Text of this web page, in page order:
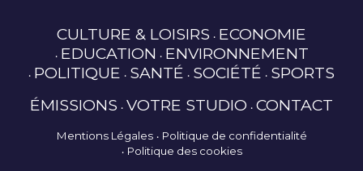
CULTURE & LOISIRS ECONOMIE
EDUCATION ENVIRONNEMENT
POLITIQUE SANTÉ SOCIÉTÉ SPORTS
ÉMISSIONS VOTRE STUDIO CONTACT
Mentions Légales
Politique de confidentialité
Politique des cookies